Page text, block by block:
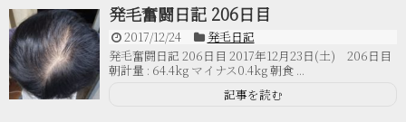
発毛奮闘日記 206日目
2017/12/24
発毛日記
発毛奮闘日記 206日目 2017年12月23日(土) 206日目
朝計量 : 64.4kg マイナス0.4kg 朝食 ...
記事を読む